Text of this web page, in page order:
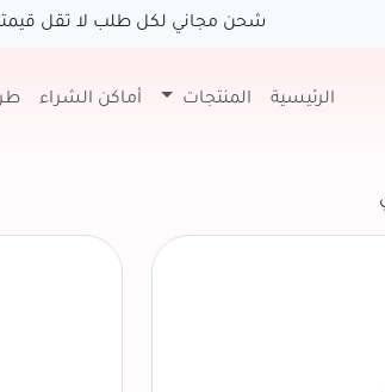
شحن مجاني لكل طلب لا تقل قيمته عن 250 ريال داخل
الرئيسية المنتجات أماكن الشراء